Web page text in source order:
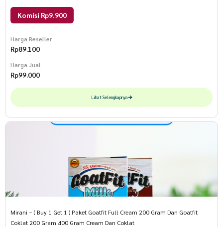
Komisi Rp9.900
Harga Reseller
Rp89.100
Harga Jual
Rp99.000
Lihat Selengkapnya
Mirani – ( Buy 1 Get 1 ) Paket Goatfit Full Cream 200 Gram Dan Goatfit
Coklat 200 Gram 400 Gram Cream Dan Coklat